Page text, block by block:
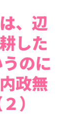
、辺
した
のに
政無
）